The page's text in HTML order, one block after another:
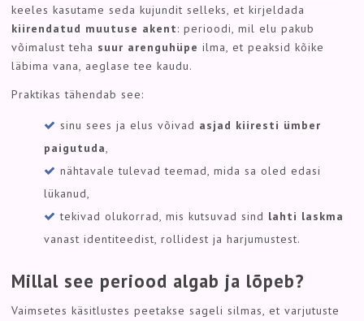
keeles kasutame seda kujundit selleks, et kirjeldada
kiirendatud muutuse akent: perioodi, mil elu pakub
võimalust teha suur arenguhüpe ilma, et peaksid kõike
läbima vana, aeglase tee kaudu.
Praktikas tähendab see:
sinu sees ja elus võivad asjad kiiresti ümber
paigutuda,
nähtavale tulevad teemad, mida sa oled edasi
lükanud,
tekivad olukorrad, mis kutsuvad sind lahti laskma
vanast identiteedist, rollidest ja harjumustest.
Millal see periood algab ja lõpeb?
Vaimsetes käsitlustes peetakse sageli silmas, et varjutuste